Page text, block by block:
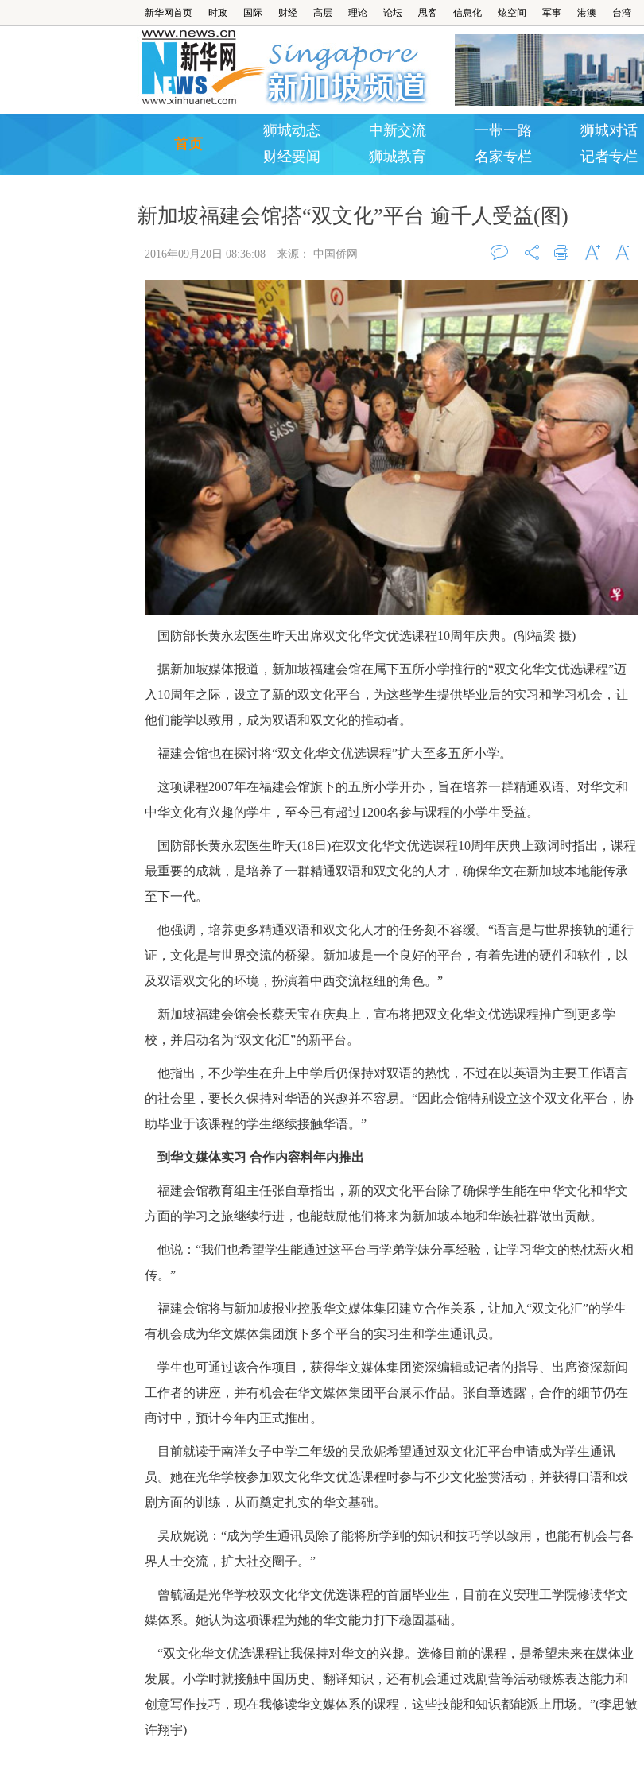
新华网首页 时政 国际 财经 高层 理论 论坛 思客 信息化 炫空间 军事 港澳 台湾
首页
狮城动态 中新交流 一带一路 狮城对话
财经要闻
狮城教育 名家专栏 记者专栏
新加坡福建会馆搭“双文化”平台 逾千人受益(图)
2016年09月20日 08:36:08 来源： 中国侨网
评论
0
打印 字大 字小
国防部长黄永宏医生昨天出席双文化华文优选课程10周年庆典。(邬福梁 摄)
据新加坡媒体报道，新加坡福建会馆在属下五所小学推行的“双文化华文优选课程”迈
入10周年之际，设立了新的双文化平台，为这些学生提供毕业后的实习和学习机会，让
他们能学以致用，成为双语和双文化的推动者。
福建会馆也在探讨将“双文化华文优选课程”扩大至多五所小学。
这项课程2007年在福建会馆旗下的五所小学开办，旨在培养一群精通双语、对华文和
中华文化有兴趣的学生，至今已有超过1200名参与课程的小学生受益。
国防部长黄永宏医生昨天(18日)在双文化华文优选课程10周年庆典上致词时指出，课程
最重要的成就，是培养了一群精通双语和双文化的人才，确保华文在新加坡本地能传承
至下一代。
他强调，培养更多精通双语和双文化人才的任务刻不容缓。“语言是与世界接轨的通行
证，文化是与世界交流的桥梁。新加坡是一个良好的平台，有着先进的硬件和软件，以
及双语双文化的环境，扮演着中西交流枢纽的角色。”
新加坡福建会馆会长蔡天宝在庆典上，宣布将把双文化华文优选课程推广到更多学
校，并启动名为“双文化汇”的新平台。
他指出，不少学生在升上中学后仍保持对双语的热忱，不过在以英语为主要工作语言
的社会里，要长久保持对华语的兴趣并不容易。“因此会馆特别设立这个双文化平台，协
助毕业于该课程的学生继续接触华语。”
到华文媒体实习 合作内容料年内推出
福建会馆教育组主任张自章指出，新的双文化平台除了确保学生能在中华文化和华文
方面的学习之旅继续行进，也能鼓励他们将来为新加坡本地和华族社群做出贡献。
他说：“我们也希望学生能通过这平台与学弟学妹分享经验，让学习华文的热忱薪火相
传。”
福建会馆将与新加坡报业控股华文媒体集团建立合作关系，让加入“双文化汇”的学生
有机会成为华文媒体集团旗下多个平台的实习生和学生通讯员。
学生也可通过该合作项目，获得华文媒体集团资深编辑或记者的指导、出席资深新闻
工作者的讲座，并有机会在华文媒体集团平台展示作品。张自章透露，合作的细节仍在
商讨中，预计今年内正式推出。
目前就读于南洋女子中学二年级的吴欣妮希望通过双文化汇平台申请成为学生通讯
员。她在光华学校参加双文化华文优选课程时参与不少文化鉴赏活动，并获得口语和戏
剧方面的训练，从而奠定扎实的华文基础。
吴欣妮说：“成为学生通讯员除了能将所学到的知识和技巧学以致用，也能有机会与各
界人士交流，扩大社交圈子。”
曾毓涵是光华学校双文化华文优选课程的首届毕业生，目前在义安理工学院修读华文
媒体系。她认为这项课程为她的华文能力打下稳固基础。
“双文化华文优选课程让我保持对华文的兴趣。选修目前的课程，是希望未来在媒体业
发展。小学时就接触中国历史、翻译知识，还有机会通过戏剧营等活动锻炼表达能力和
创意写作技巧，现在我修读华文媒体系的课程，这些技能和知识都能派上用场。”(李思敏
许翔宇)